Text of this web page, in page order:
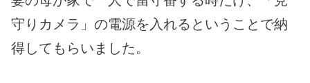
守りカメラ」の電源を入れるということで納
得してもらいました。